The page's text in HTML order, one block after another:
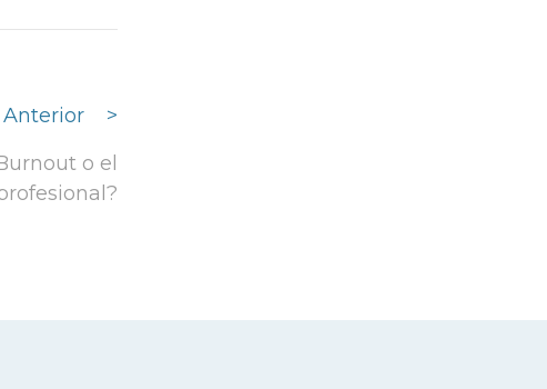
Anterior
>
o el